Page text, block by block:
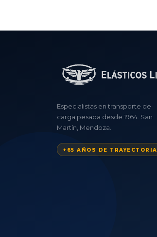
Especialistas en transporte de
carga pesada desde 1964. San
Martín, Mendoza.
+65 AÑOS DE TRAYECTORIA